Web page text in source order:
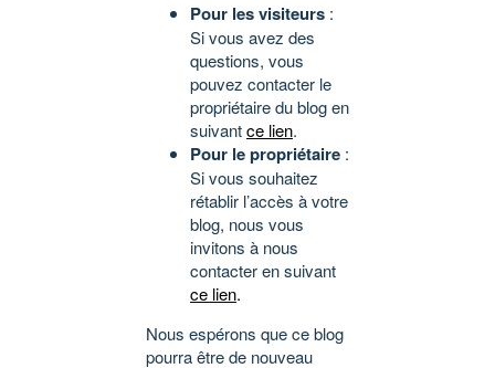
Pour les visiteurs :
Si vous avez des
questions, vous
pouvez contacter le
propriétaire du blog en
suivantce lien.
Pour le propriétaire :
Si vous souhaitez
rétablir l’accès à votre
blog, nous vous
invitons à nous
contacter en suivant
ce lien.
Nous espérons que ce blog
pourra être de nouveau